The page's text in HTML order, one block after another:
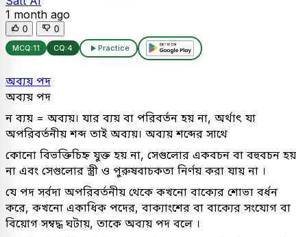
1 month ago
0 0
MCQ:11 CQ:4 Practice
অব্যয় পদ
অব্যয় পদ
ন ব্যয় = অব্যয়। যার ব্যয় বা পরিবর্তন হয় না, অর্থাৎ যা
অপরিবর্তনীয় শব্দ তাই অব্যয়। অব্যয় শব্দের সাথে
কোনো বিভক্তিচিহ্ন যুক্ত হয় না, সেগুলোর একবচন বা বহুবচন হয়
না এবং সেগুলোর স্ত্রী ও পুরুষবাচকতা নির্ণয় করা যায় না ।
যে পদ সর্বদা অপরিবর্তনীয় থেকে কখনো বাক্যের শোভা বর্ধন
করে, কখনো একাধিক পদের, বাক্যাংশের বা বাক্যের সংযোগ বা
বিয়োগ সম্বদ্ধ ঘটায়, তাকে অব্যয় পদ বলে ।